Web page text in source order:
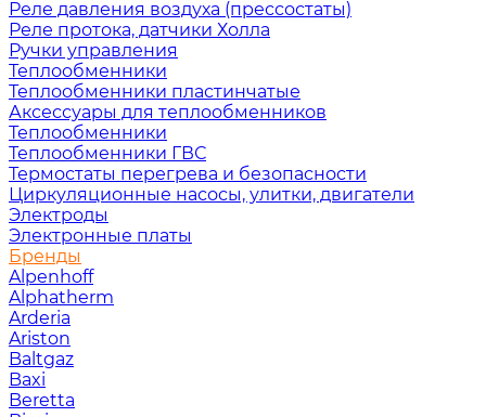
Реле давления воздуха (прессостаты)
Реле протока, датчики Холла
Ручки управления
Теплообменники
Теплообменники пластинчатые
Аксессуары для теплообменников
Теплообменники
Теплообменники ГВС
Термостаты перегрева и безопасности
Циркуляционные насосы, улитки, двигатели
Электроды
Электронные платы
Бренды
Alpenhoff
Alphatherm
Arderia
Ariston
Baltgaz
Baxi
Beretta